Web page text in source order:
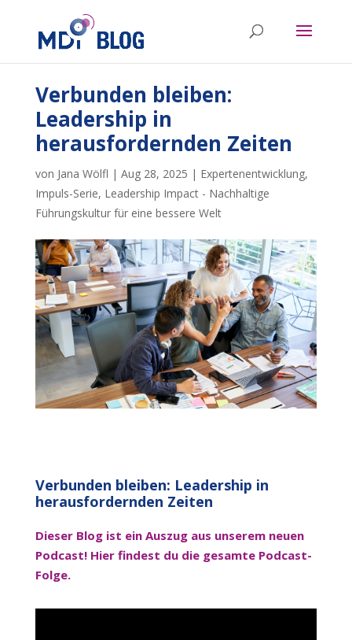
Verbunden bleiben:
Leadership in
herausfordernden Zeiten
von Jana Wölfl | Aug 28, 2025 | Expertenentwicklung,
Impuls-Serie, Leadership Impact - Nachhaltige
Führungskultur für eine bessere Welt
Verbunden bleiben: Leadership in
herausfordernden Zeiten
Dieser Blog ist ein Auszug aus unserem neuen
Podcast! Hier findest du die gesamte Podcast-
Folge.